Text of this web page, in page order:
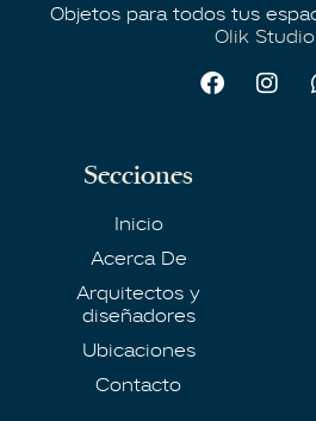
Objetos para todos tus
Olik Studio.
Secciones
Inicio
Acerca De
Arquitectos y
diseñadores
Ubicaciones
Contacto